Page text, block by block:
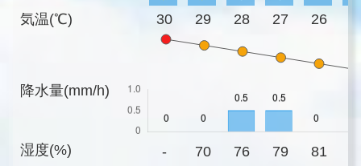
気温(℃)
降水量(mm/h)
湿度(%)
30 29 28 27 26
- 70 76 79 81